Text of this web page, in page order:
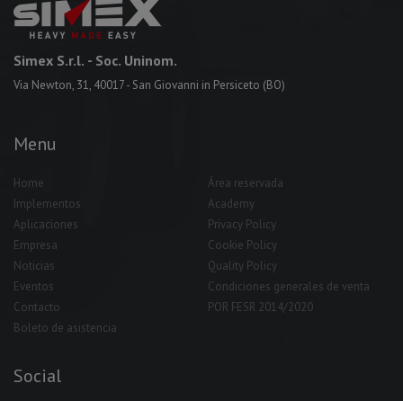
Simex S.r.l. - Soc. Uninom.
Via Newton, 31, 40017 - San Giovanni in Persiceto (BO)
Menu
Home
Implementos
Aplicaciones
Empresa
Noticias
Eventos
Contacto
Boleto de asistencia
Área reservada
Academy
Privacy Policy
Cookie Policy
Quality Policy
Condiciones generales de venta
POR FESR 2014/2020
Social